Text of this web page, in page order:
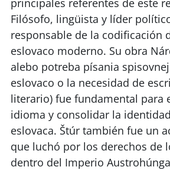
Filósofo, lingüista y líder
responsable de la codificación
eslovaco moderno. Su obra
alebo potreba písania
eslovaco o la necesidad de
literario) fue fundamental para
idioma y consolidar la
eslovaca. Štúr también fue un
que luchó por los derechos de
dentro del Imperio